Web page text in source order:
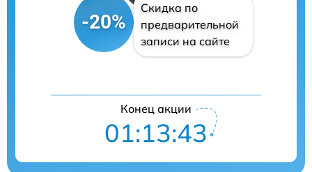
-20%
Скидка по
предварительной
записи на сайте
Конец акции
01:13:43